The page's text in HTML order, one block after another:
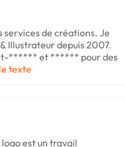
services de créations. Je
Illustrateur depuis 2007.
****** et ****** pour des
texte
est un travail